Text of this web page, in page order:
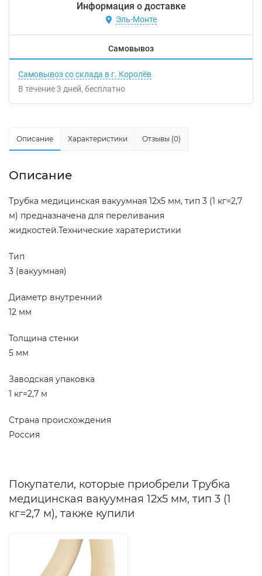
Информация о доставке
Эль-Монте
Самовывоз
Самовывоз со склада в г. Королёв
В течение3 дней Бесплатно
Описание Характеристики Отзывы (0)
Описание
Трубка медицинская вакуумная 12х5 мм, тип 3 (1 кг=2,7
м) предназначена для переливания
жидкостей.Технические харатеристики
Тип
3 (вакуумная)
Диаметр внутренний
12 мм
Толщина стенки
5 мм
Заводская упаковка
1 кг=2,7 м
Страна происхождения
Россия
Покупатели, которые приобрели Трубка
медицинская вакуумная 12х5 мм, тип 3 (1
кг=2,7 м), также купили